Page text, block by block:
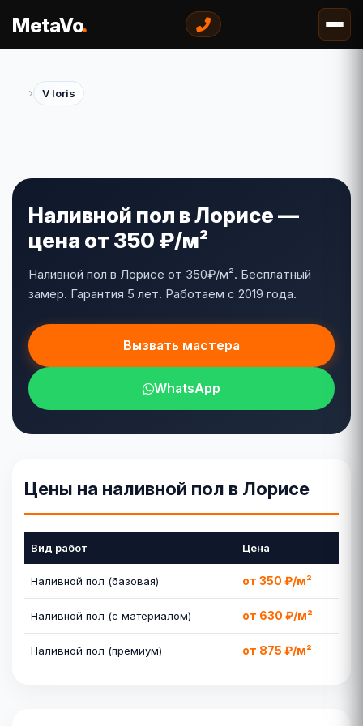
MetaVo.
› V loris
Наливной пол в Лорисе —
цена от 350 ₽/м²
Наливной пол в Лорисе от 350₽/м². Бесплатный
замер. Гарантия 5 лет. Работаем с 2019 года.
Вызвать мастера
WhatsApp
Цены на наливной пол в Лорисе
Вид работ Цена
Наливной пол (базовая) от 350 ₽/м²
Наливной пол (с материалом) от 630 ₽/м²
Наливной пол (премиум) от 875 ₽/м²